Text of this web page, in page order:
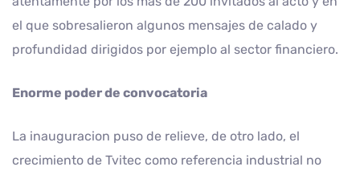
el que sobresalieron algunos mensajes de calado y
profundidad dirigidos por ejemplo al sector financiero.
Enorme poder de convocatoria
La inauguracion puso de relieve, de otro lado, el
crecimiento de Tvitec como referencia industrial no